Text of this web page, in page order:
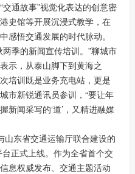
通故事”视觉化表达的创意密
史馆等开展沉浸式教学，在
感悟交通发展的时代脉动。
季的新闻宣传培训。”聊城市
示，从泰山脚下到黄海之
培训既是业务充电站，更是
市新锐通讯员参训，“要让年
新闻采写的‘道’，又精进融媒
东省交通运输厅联合建设的
正式上线。作为全省首个交
息权威发布、交通主题活动